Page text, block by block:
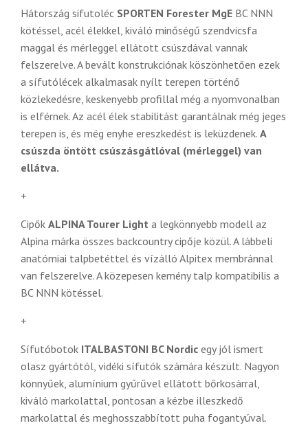
Hátország sifutoléc SPORTEN Forester MgE BC NNN
kötéssel, acél élekkel, kiváló minőségű szendvicsfa
maggal és mérleggel ellátott csúszdával vannak
felszerelve. A bevált konstrukciónak köszönhetően ezek
a sífutólécek alkalmasak nyílt terepen történő
közlekedésre, keskenyebb profillal még a nyomvonalban
is elférnek. Az acél élek stabilitást garantálnak még jeges
terepen is, és még enyhe ereszkedést is leküzdenek. A
csúszda öntött csúszásgátlóval (mérleggel) van
ellátva.
+
Cipők ALPINA Tourer Light a legkönnyebb modell az
Alpina márka összes backcountry cipője közül. A lábbeli
anatómiai talpbetéttel és vízálló Alpitex membránnal
van felszerelve. A közepesen kemény talp kompatibilis a
BC NNN kötéssel.
+
Sífutóbotok ITALBASTONI BC Nordic egy jól ismert
olasz gyártótól, vidéki sífutók számára készült. Nagyon
könnyűek, alumínium gyűrűvel ellátott bőrkosárral,
kiváló markolattal, pontosan a kézbe illeszkedő
markolattal és meghosszabbított puha fogantyúval.